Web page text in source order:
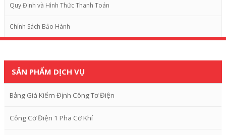
Quy Định và Hình Thức Thanh Toán
Chính Sách Bảo Hành
SẢN PHẨM DỊCH VỤ
Bảng Giá Kiểm Định Công Tơ Điện
Công Cơ Điện 1 Pha Cơ Khí